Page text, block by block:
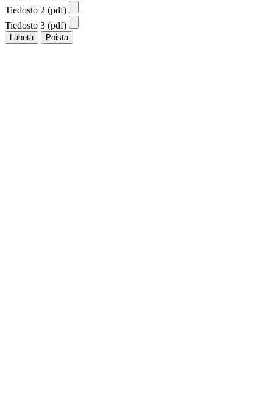
Tiedosto 2 (pdf)
Tiedosto 3 (pdf)
Lähetä Poista